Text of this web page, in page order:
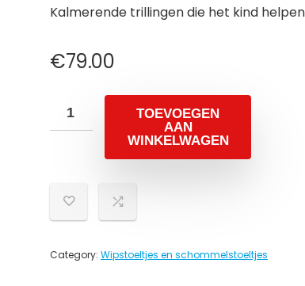
Kalmerende trillingen die het kind
€79.00
TOEVOEGEN
AAN
WINKELWAGEN
Category: Wipstoeltjes en schommelstoeltjes